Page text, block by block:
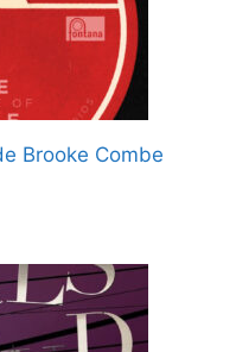
Brooke Combe